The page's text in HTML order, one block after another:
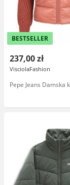
BESTSELLER
237,00 zł
VisciolaFashion
Pepe Jeans Damska